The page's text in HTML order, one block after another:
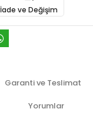
İade ve Değişim
Garanti ve Teslimat
Yorumlar